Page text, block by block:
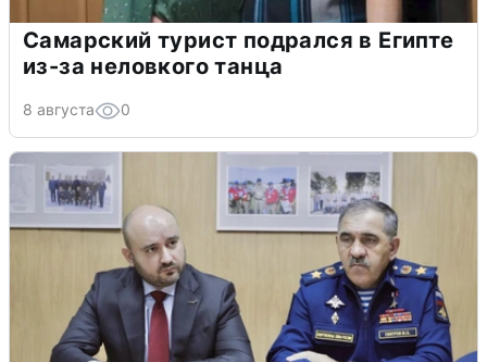
Самарский турист подрался в Египте
из-за неловкого танца
8 августа 0